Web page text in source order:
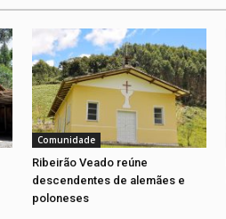
Comunidade
Ribeirão Veado reúne
descendentes de alemães e
poloneses